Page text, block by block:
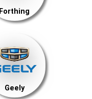
Forthing
Geely